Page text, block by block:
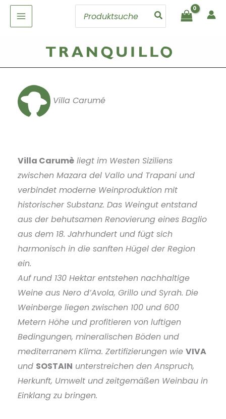
Inhalt
springen
Search
Villa Carumé
Villa Carumè liegt im Westen Siziliens
zwischen Mazara del Vallo und Trapani und
verbindet moderne Weinproduktion mit
historischer Substanz. Das Weingut entstand
aus der behutsamen Renovierung eines Baglio
aus dem 18. Jahrhundert und fügt sich
harmonisch in die sanften Hügel der Region
ein.
Auf rund 130 Hektar entstehen nachhaltige
Weine aus Nero d’Avola, Grillo und Syrah. Die
Weinberge liegen zwischen 100 und 600
Metern Höhe und profitieren von luftigen
Bedingungen, mineralischen Böden und
mediterranem Klima. Zertifizierungen wie VIVA
und SOSTAIN unterstreichen den Anspruch,
Herkunft, Umwelt und zeitgemäßen Weinbau in
Einklang zu bringen.